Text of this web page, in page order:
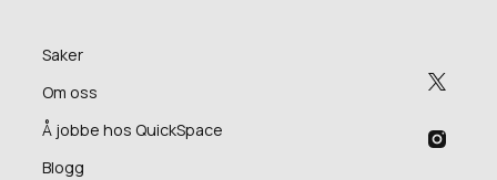
Saker
Om oss
Å jobbe hos QuickSpace
Blogg